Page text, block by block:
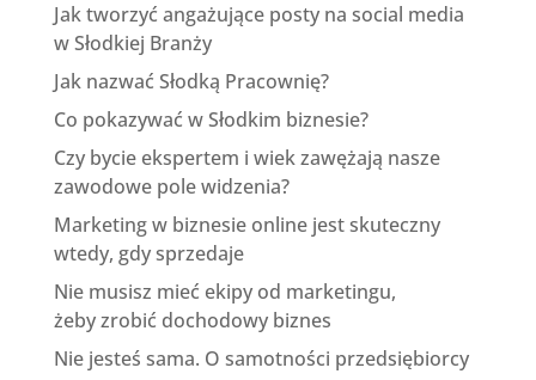
Jak tworzyć angażujące posty na social media
w Słodkiej Branży
Jak nazwać Słodką Pracownię?
Co pokazywać w Słodkim biznesie?
Czy bycie ekspertem i wiek zawężają nasze
zawodowe pole widzenia?
Marketing w biznesie online jest skuteczny
wtedy, gdy sprzedaje
Nie musisz mieć ekipy od marketingu,
żeby zrobić dochodowy biznes
Nie jesteś sama. O samotności przedsiębiorcy